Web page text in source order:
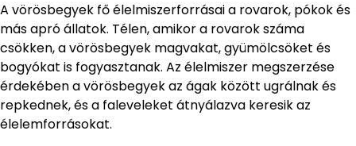
A vörösbegyek fő élelmiszerforrásai a rovarok, pókok és
más apró állatok. Télen, amikor a rovarok száma
csökken, a vörösbegyek magvakat, gyümölcsöket és
bogyókat is fogyasztanak. Az élelmiszer megszerzése
érdekében a vörösbegyek az ágak között ugrálnak és
repkednek, és a faleveleket átnyálazva keresik az
élelemforrásokat.